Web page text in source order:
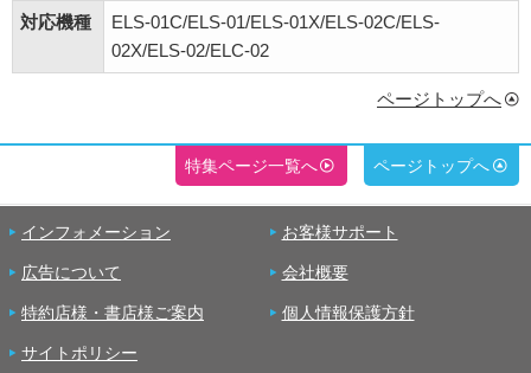
対応機種
ELS-01C/ELS-01/ELS-01X/ELS-02C/ELS-
02X/ELS-02/ELC-02
ページトップへ
特集ページ一覧へ ページトップへ
インフォメーション お客様サポート
広告について 会社概要
特約店様・書店様ご案内 個人情報保護方針
サイトポリシー